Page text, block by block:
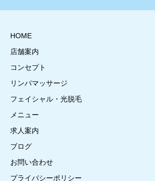
HOME
店舗案内
コンセプト
リンパマッサージ
フェイシャル・光脱毛
メニュー
求人案内
ブログ
お問い合わせ
プライバシーポリシー